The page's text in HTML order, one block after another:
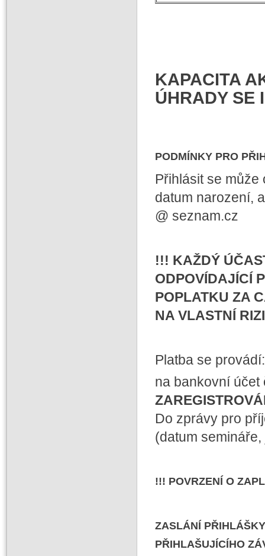
KAPACITA
ÚHRADY SE
PODMÍNKY PRO
Přihlásit se
datum narození,
@ seznam.cz
!!! KAŽDÝ
ODPOVÍDAJÍCÍ
POPLATKU ZA
NA VLASTNÍ
Platba se provádí:
na bankovní účet
Do zprávy pro
(datum
!!! POVRZENÍ O
ZASLÁNÍ
PŘIHLAŠUJÍCÍHO